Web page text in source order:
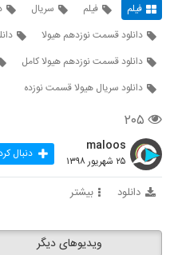
فیلم فیلم سریال
دانلود قسمت نوزدهم هیولا
دانلود قسمت نوزدهم هیولا کامل
دانلود سریال هیولا قسمت نوزده
۲۰۵
maloos
۲۵ شهریور ۱۳۹۸ دنبال
دانلود بیشتر
ویدیوهای دیگر